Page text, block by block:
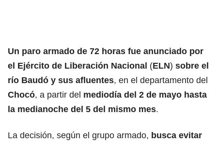
Un paro armado de 72 horas fue anunciado por
el Ejército de Liberación Nacional (ELN) sobre el
río Baudó y sus afluentes, en el departamento del
Chocó, a partir del mediodía del 2 de mayo hasta
la medianoche del 5 del mismo mes.
La decisión, según el grupo armado, busca evitar